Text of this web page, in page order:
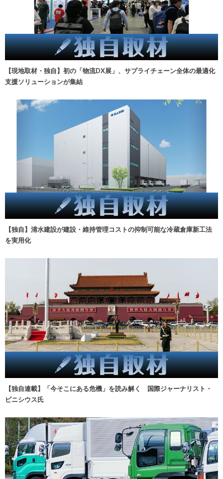
【現地取材・独自】初の「物流DX展」、サプライチェーン全体の最適化
支援ソリューションが集結
【独自】清水建設が建設・維持管理コストの抑制可能な冷蔵倉庫新工法
を実用化
【独自連載】「今そこにある危機」を読み解く 国際ジャーナリスト・
ビニシウス氏